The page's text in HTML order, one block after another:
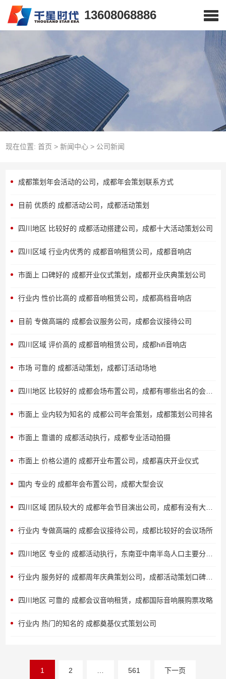
13608068886
现在位置: 首页 > 新闻中心> 公司新闻
成都策划年会活动的公司，成都年会策划联系方式
目前 优质的 成都活动公司，成都活动策划
四川地区 比较好的 成都活动搭建公司，成都十大活动策划公司
四川区域 行业内优秀的 成都音响租赁公司，成都音响店
市面上 口碑好的 成都开业仪式策划，成都开业庆典策划公司
行业内 性价比高的 成都音响租赁公司，成都高档音响店
目前 专做高端的 成都会议服务公司，成都会议接待公司
四川区域 评价高的 成都音响租赁公司，成都hifi音响店
市场 可靠的 成都活动策划，成都订活动场地
四川地区 比较好的 成都会场布置公司，成都有哪些出名的会展公司
市面上 业内较为知名的 成都公司年会策划，成都策划公司排名
市面上 靠谱的 成都活动执行，成都专业活动拍摄
市面上 价格公道的 成都开业布置公司，成都喜庆开业仪式
国内 专业的 成都年会布置公司，成都大型会议
四川区域 团队较大的 成都年会节目演出公司，成都有没有大型演出
行业内 专做高端的 成都会议接待公司，成都比较好的会议场所
四川地区 专业的 成都活动执行，东南亚中南半岛人口主要分布在
行业内 服务好的 成都周年庆典策划公司，成都活动策划口碑推荐
四川地区 可靠的 成都会议音响租赁，成都国际音响展购票攻略
行业内 热门的知名的 成都奠基仪式策划公司
1 2 561 下一页